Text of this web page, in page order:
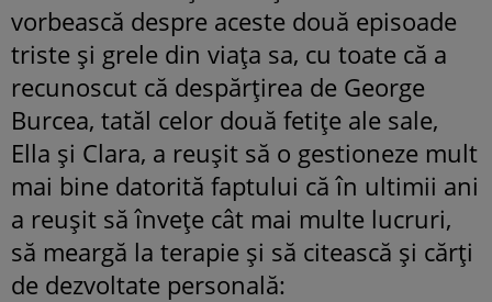
vorbească despre aceste două episoade
triste și grele din viața sa, cu toate că a
recunoscut că despărțirea de George
Burcea, tatăl celor două fetițe ale sale,
Ella și Clara, a reușit să o gestioneze mult
mai bine datorită faptului că în ultimii ani
a reușit să învețe cât mai multe lucruri,
să meargă la terapie și să citească și cărți
de dezvoltate personală: